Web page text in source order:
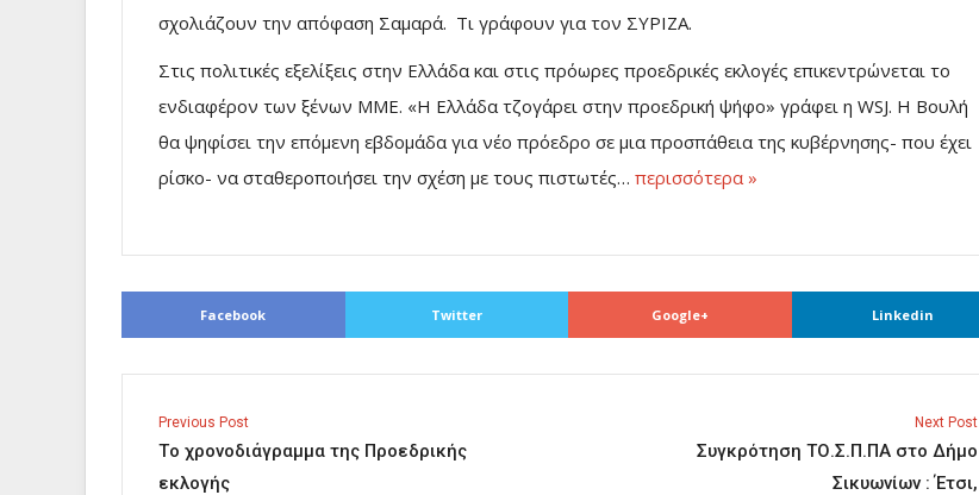
σχολιάζουν την απόφαση Σαμαρά. Τι γράφουν για τον ΣΥΡΙΖΑ.
Στις πολιτικές εξελίξεις στην Ελλάδα και στις πρόωρες προεδρικές εκλογές επικεντρώνεται το
ενδιαφέρον των ξένων ΜΜΕ. «Η Ελλάδα τζογάρει στην προεδρική ψήφο» γράφει η WSJ. Η Βουλή
θα ψηφίσει την επόμενη εβδομάδα για νέο πρόεδρο σε μια προσπάθεια της κυβέρνησης- που έχει
ρίσκο- να σταθεροποιήσει την σχέση με τους πιστωτές… περισσότερα »
Facebook Twitter Google+ Linkedin
Previous Post
Τo χρονοδιάγραμμα της Προεδρικής
εκλογής
Next Post
Συγκρότηση ΤΟ.Σ.Π.ΠΑ στο Δήμο
Σικυωνίων : Έτσι,